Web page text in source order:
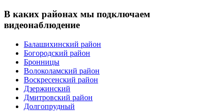
В каких районах мы подключаем
видеонаблюдение
Балашихинский район
Богородский район
Бронницы
Волоколамский район
Воскресенский район
Дзержинский
Дмитровский район
Долгопрудный